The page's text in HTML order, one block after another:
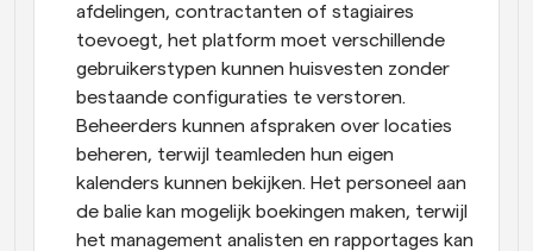
afdelingen, contractanten of stagiaires
toevoegt, het platform moet verschillende
gebruikerstypen kunnen huisvesten zonder
bestaande configuraties te verstoren.
Beheerders kunnen afspraken over locaties
beheren, terwijl teamleden hun eigen
kalenders kunnen bekijken. Het personeel aan
de balie kan mogelijk boekingen maken, terwijl
het management analisten en rapportages kan